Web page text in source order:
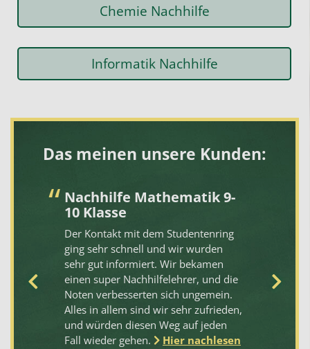
Chemie Nachhilfe
Informatik Nachhilfe
Das meinen unsere Kunden:
Nachhilfe Mathematik 9-
10 Klasse
Der Kontakt mit dem Studentenring
ging sehr schnell und wir wurden
sehr gut informiert. Wir bekamen
einen super Nachhilfelehrer, und die
Noten verbesserten sich ungemein.
Alles in allem sind wir sehr zufrieden,
und würden diesen Weg auf jeden
Fall wieder gehen.
Hier nachlesen